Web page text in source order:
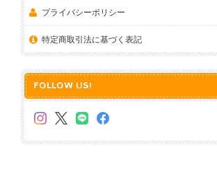
プライバシーポリシー
特定商取引法に基づく表記
FOLLOW US!